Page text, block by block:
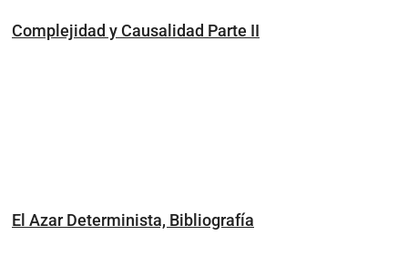
Complejidad y Causalidad Parte II
El Azar Determinista, Bibliografía